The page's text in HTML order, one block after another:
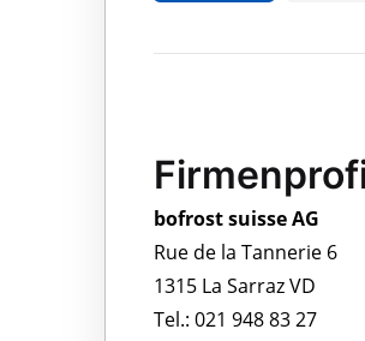
bofrost suisse AG
Rue de la Tannerie 6
1315 La Sarraz VD
Tel.: 021 948 83 27